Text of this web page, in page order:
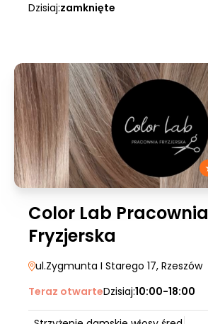
Dzisiaj:zamknięte
Color Lab Pracownia
Fryzjerska
ul.Zygmunta I Starego 17, Rzeszów
Teraz otwarteDzisiaj:10:00-18:00